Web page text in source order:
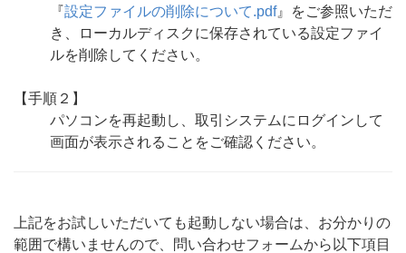
『設定ファイルの削除について.pdf』をご参照いただ
き、ローカルディスクに保存されている設定ファイ
ルを削除してください。
【手順２】
パソコンを再起動し、取引システムにログインして
画面が表示されることをご確認ください。
上記をお試しいただいても起動しない場合は、お分かりの
範囲で構いませんので、問い合わせフォームから以下項目